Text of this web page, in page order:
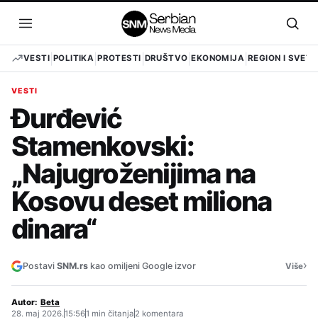
sadržaj
Otvori
meni
VESTI POLITIKA PROTESTI DRUŠTVO EKONOMIJA REGION I SVET
VESTI
Đurđević
Stamenkovski:
„Najugroženijima na
Kosovu deset miliona
dinara“
Postavi SNM.rs kao omiljeni Google izvor Više›
Autor: Beta
28. maj 2026.15:561 min čitanja 2 komentara